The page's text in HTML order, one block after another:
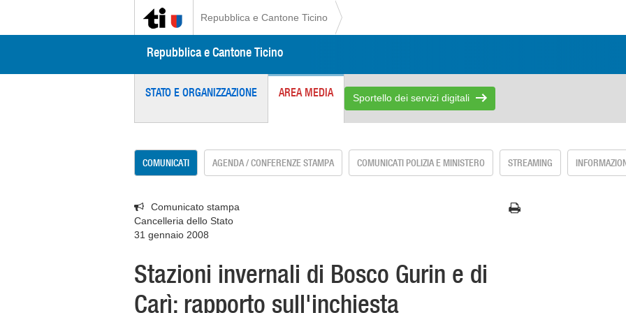
Repubblica e Cantone Ticino
Repubblica e Cantone Ticino
STATO E ORGANIZZAZIONE AREA MEDIA Sportello dei servizi digitali
COMUNICATI AGENDA / CONFERENZE STAMPA COMUNICATI POLIZIA E MINISTERO STREAMING
Comunicato stampa
Cancelleria dello Stato
31 gennaio 2008
Stazioni invernali di Bosco Gurin e di
Carì: rapporto sull'inchiesta